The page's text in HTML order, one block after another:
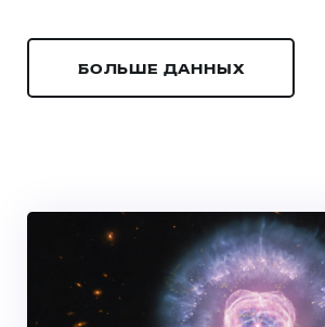
БОЛЬШЕ ДАННЫХ